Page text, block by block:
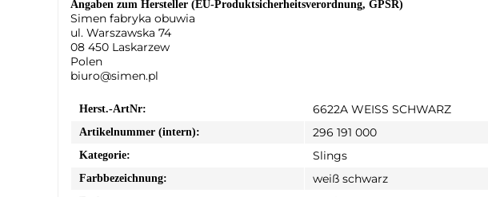
Angaben zum Hersteller (EU-Produktsicherheitsverordnung, GPSR)
Simen fabryka obuwia
ul. Warszawska 74
08 450 Laskarzew
Polen
biuro@simen.pl
Herst.-ArtNr: 6622A WEISS SCHWARZ
Artikelnummer (intern): 296 191 000
Kategorie: Slings
Farbbezeichnung: weiß schwarz